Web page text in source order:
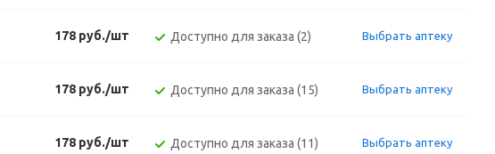
178 руб./шт Доступно для заказа (2) Выбрать аптеку
178 руб./шт Доступно для заказа (15) Выбрать аптеку
178 руб./шт Доступно для заказа (11) Выбрать аптеку